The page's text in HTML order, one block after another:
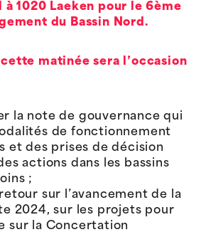
à 1020 Laeken pour le 6ème
du Bassin Nord.
matinée sera l’occasion
la note de gouvernance qui
de fonctionnement
et des prises de décision
actions dans les bassins
;
sur l’avancement de la
2024, sur les projets pour
sur la Concertation